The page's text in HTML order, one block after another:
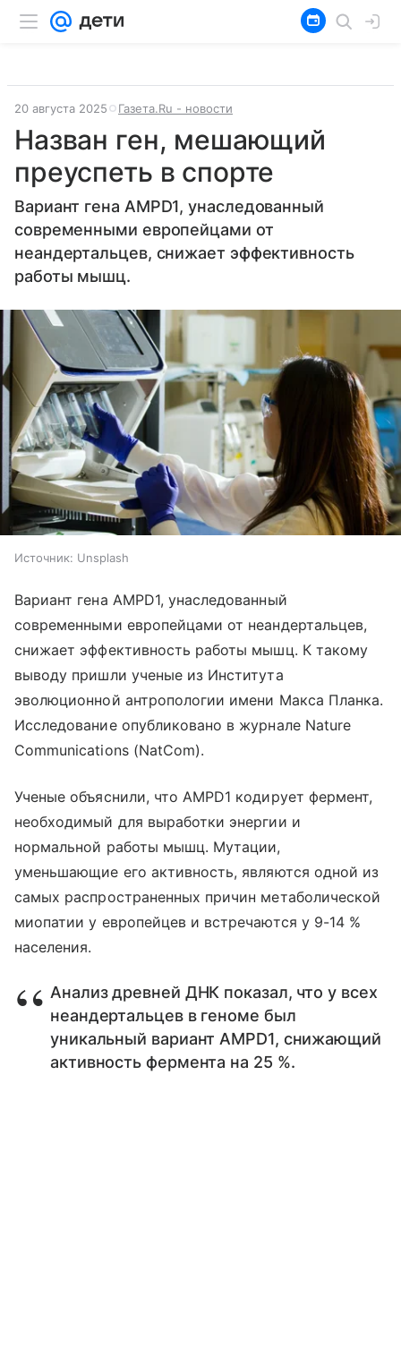
20 августа 2025 Газета.Ru - новости
Назван ген, мешающий
преуспеть в спорте
Вариант гена AMPD1, унаследованный
современными европейцами от
неандертальцев, снижает эффективность
работы мышц.
Источник: Unsplash
Вариант гена AMPD1, унаследованный
современными европейцами от неандертальцев,
снижает эффективность работы мышц. К такому
выводу пришли ученые из Института
эволюционной антропологии имени Макса Планка.
Исследование опубликовано в журнале Nature
Communications (NatCom).
Ученые объяснили, что AMPD1 кодирует фермент,
необходимый для выработки энергии и
нормальной работы мышц. Мутации,
уменьшающие его активность, являются одной из
самых распространенных причин метаболической
миопатии у европейцев и встречаются у 9-14 %
населения.
Анализ древней ДНК показал, что у всех
неандертальцев в геноме был
уникальный вариант AMPD1, снижающий
активность фермента на 25 %.